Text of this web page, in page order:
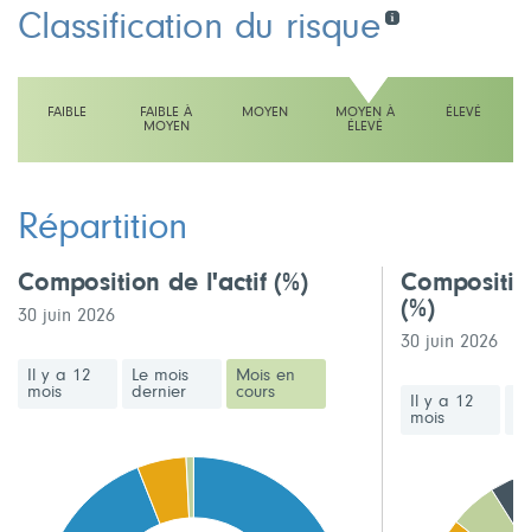
Classification du risque
FAIBLE
FAIBLE À
MOYEN
MOYEN
MOYEN À
ÉLEVÉ
ÉLEVÉ
Répartition
Composition de l'actif(%)
30 juin 2026
Il y a 12
mois
Le mois
dernier
Mois en
cours
(%)
30 juin 2026
Il y a 12
mois